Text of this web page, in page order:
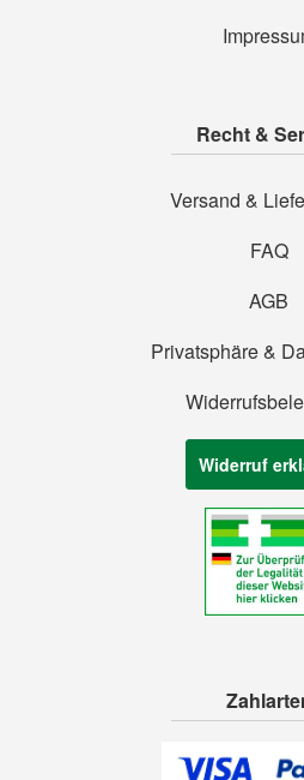
Recht &
Versand &
FAQ
AGB
Privatsphäre &
Widerruf